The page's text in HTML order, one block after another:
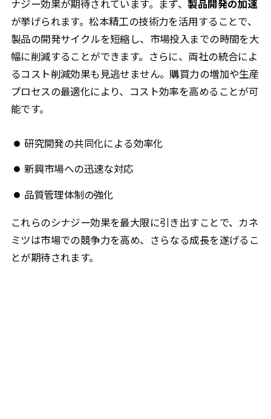
ナジー効果が期待されています。まず、製品開発の加速
が挙げられます。松本精工の技術力を活用することで、
製品の開発サイクルを短縮し、市場投入までの時間を大
幅に削減することができます。さらに、両社の統合によ
るコスト削減効果も見逃せません。購買力の増加や生産
プロセスの最適化により、コスト効率を高めることが可
能です。
研究開発の共同化による効率化
新興市場への迅速な対応
品質管理体制の強化
これらのシナジー効果を最大限に引き出すことで、カネ
ミツは市場での競争力を高め、さらなる成長を遂げるこ
とが期待されます。